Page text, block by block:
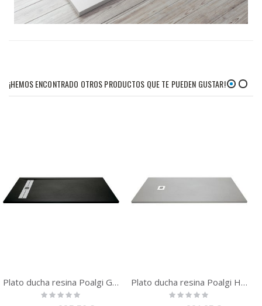
¡HEMOS ENCONTRADO OTROS PRODUCTOS QUE TE PUEDEN GUSTAR!
Plato ducha resina Poalgi Gneis Pizarra
Rating:
Plato ducha resina Poalgi Hoss Pizarra
Rating: